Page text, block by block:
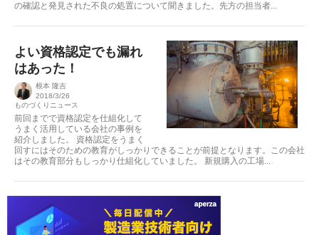
の確認と発見された不良の処置について聞きました。先方の担当者...
よい資格認定でも漏れ
はあった！
根本 隆吉
2018/3/26
ものづくりニュース
前回までで資格認定を仕組化して
うまく活用している会社の事例を
紹介しました。 資格認定をうまく
回すにはそのための教育がしっかりできることが前提となります。この会社
はその教育部分もしっかり仕組化していました。 新規購入の工場...